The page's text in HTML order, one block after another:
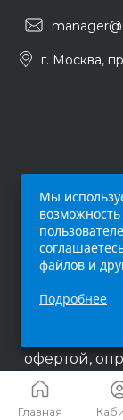
Главная
г. Москва,
ни при
офертой,
437 п.2
Мы
файлов и
Подробнее